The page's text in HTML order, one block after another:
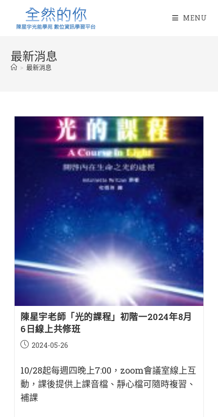
content
MENU
最新消息
> 最新消息
陳星宇老師「光的課程」初階一2024年8月
6日線上共修班
Post2024-05-26
10/28起每週四晚上7:00，zoom會議室線上互
動，課後提供上課音檔、靜心檔可隨時複習、
補課